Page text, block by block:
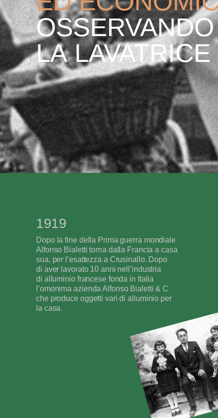
OSSERVANDO
LA LAVATRICE
Dopo la fine della Prima guerra mondiale
Alfonso Bialetti torna dalla Francia a casa
sua, per l’esattezza a Crusinallo. Dopo
di aver lavorato 10 anni nell’industria
di alluminio francese fonda in Italia
l’omonima azienda Alfonso Bialetti & C
che produce oggetti vari di alluminio per
la casa.
1919